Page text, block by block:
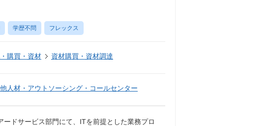
学歴不問 フレックス
購買・資材 資材購買・資材調達
人材・アウトソーシング・コールセンター
ドサービス部門にて、ITを前提とした業務プロ